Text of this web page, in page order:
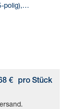
polig),
€ pro Stück